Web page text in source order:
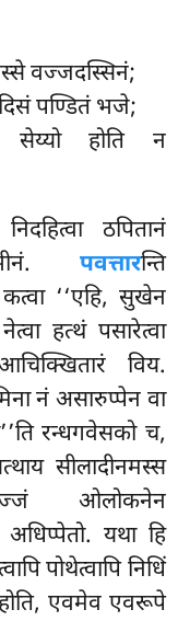
वज्जदस्सिनं;
पण्डितं भजे;
सेय्यो होति न
ठपितानं
पवत्तारन्ति
‘‘एहि, सुखेन
हत्थं पसारेत्वा
विय.
नं असारुप्पेन वा
रन्धगवेसको च,
सीलादीनमस्स
ओलोकनेन
यथा हि
पोथेत्वापि निधिं
एवमेव एवरूपे